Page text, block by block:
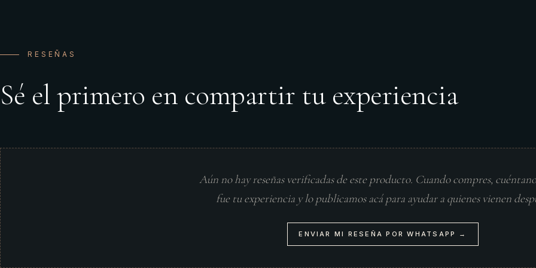
RESEÑAS
Sé el primero en compartir tu experiencia
Aún no hay reseñas verificadas de este producto. Cuando compres,
fue tu experiencia y lo publicamos acá para ayudar a quienes vienen
ENVIAR MI RESEÑA POR WHATSAPP →